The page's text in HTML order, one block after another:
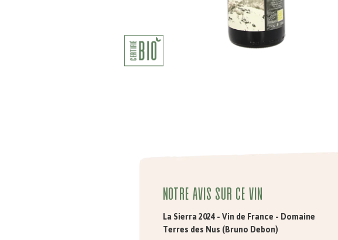
Notre avis sur ce vin
La Sierra 2024 - Vin de France - Domaine
Terres des Nus (Bruno Debon)